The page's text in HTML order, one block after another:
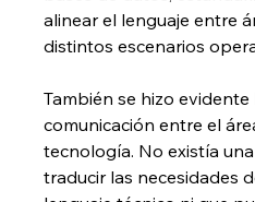
alinear el lenguaje entre
distintos escenarios
También se hizo evidente
comunicación entre el
tecnología. No existía
traducir las necesidades